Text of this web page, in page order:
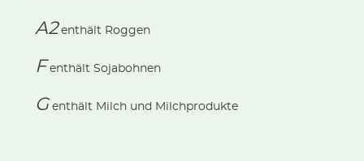
A2enthält Roggen
F enthält Sojabohnen
G enthält Milch und Milchprodukte